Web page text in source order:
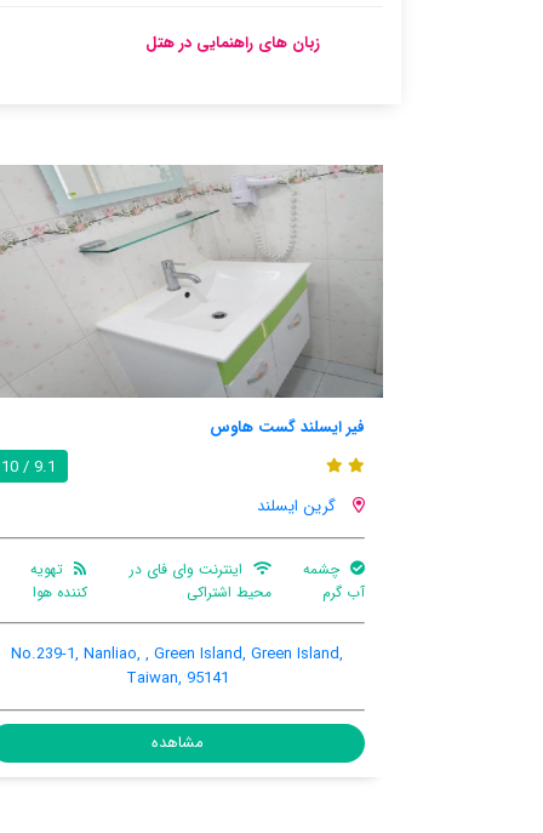
زبان های راهنمایی در هتل
استار-مون ب اند ب گرین ایسلند
گرین ایسلند
اینترنت وای فای در
محیط اشتراکی
اینترنت
رایگان در اتاق
1, Nanliao, Green Island, Green Island,
Taiwan